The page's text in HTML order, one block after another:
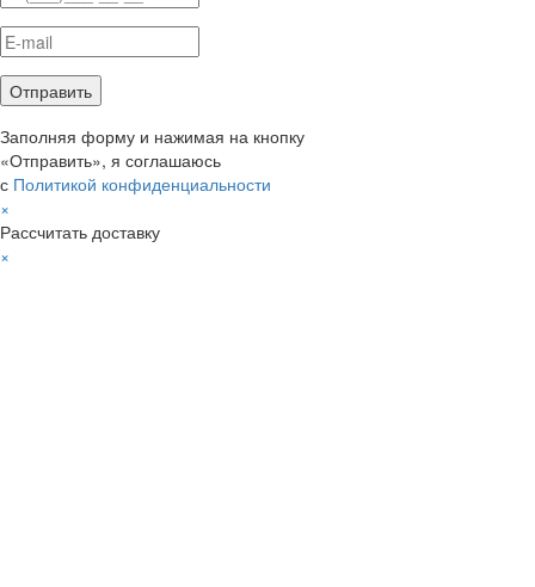
Заполняя форму и нажимая на кнопку
«Отправить», я соглашаюсь
с Политикой конфиденциальности
×
Рассчитать доставку
×